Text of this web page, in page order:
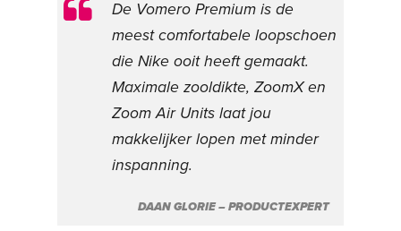
De Vomero Premium is de
meest comfortabele loopschoen
die Nike ooit heeft gemaakt.
Maximale zooldikte, ZoomX en
Zoom Air Units laat jou
makkelijker lopen met minder
inspanning.
DAAN GLORIE – PRODUCTEXPERT